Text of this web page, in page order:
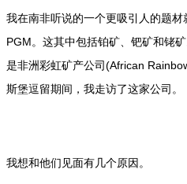
我在南非听说的一个更吸引人的题
PGM。这其中包括铂矿、钯矿和铑
是非洲彩虹矿产公司(African
斯堡逗留期间，我走访了这家公司。
我想和他们见面有几个原因。